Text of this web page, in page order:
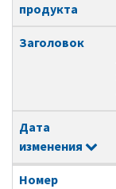
продукта
Заголовок
Дата
изменения
Номер